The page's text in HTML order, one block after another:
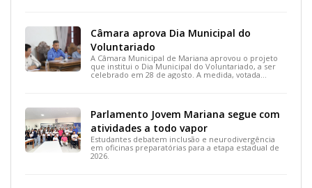
Câmara aprova Dia Municipal do
Voluntariado
A Câmara Municipal de Mariana aprovou o projeto
que institui o Dia Municipal do Voluntariado, a ser
celebrado em 28 de agosto. A medida, votada
Parlamento Jovem Mariana segue com
atividades a todo vapor
Estudantes debatem inclusão e neurodivergência
em oficinas preparatórias para a etapa estadual de
2026.